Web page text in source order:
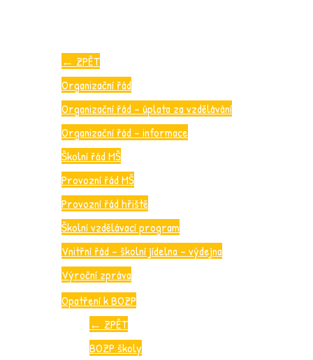
← ZPĚT
Organizační řád
Organizační řád – úplata za vzdělávání
Organizační řád – informace
Školní řád MŠ
Provozní řád MŠ
Provozní řád hřiště
Školní vzdělávací program
Vnitřní řád – školní jídelna – výdejna
Výroční zpráva
Opatření k BOZP
← ZPĚT
BOZP školy